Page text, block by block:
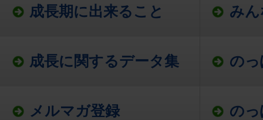
成長期に出来ること み
成長に関するデータ集 の
メルマガ登録 の